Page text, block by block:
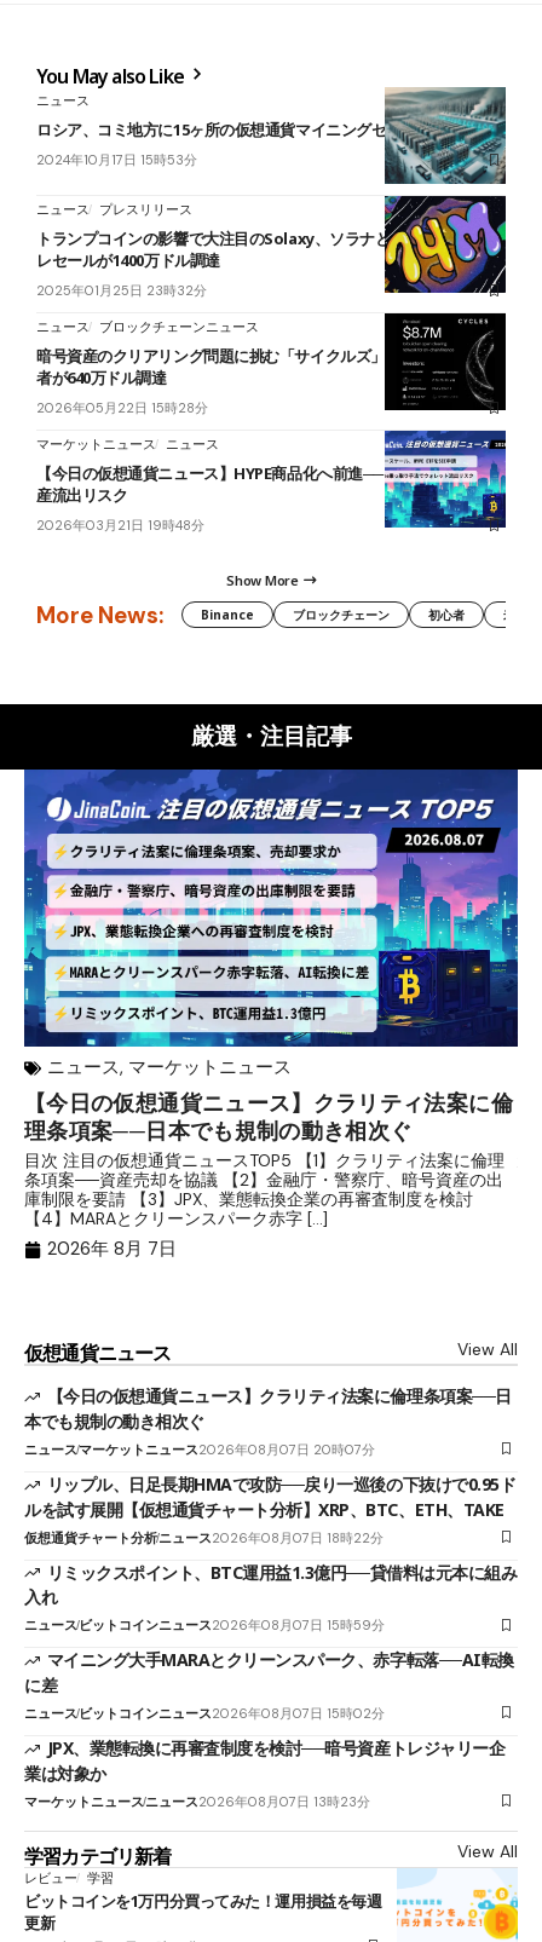
You May also Like
ニュース
ロシア、コミ地方に15ヶ所の仮想通貨マイニングセンターを新設へ
2024年10月17日 15時53分
ニュース プレスリリース
トランプコインの影響で大注目のSolaxy、ソラナとの連携強化でプ
レセールが1400万ドル調達
2025年01月25日 23時32分
ニュース ブロックチェーンニュース
暗号資産のクリアリング問題に挑む「サイクルズ」──コスモス創業
者が640万ドル調達
2026年05月22日 15時28分
マーケットニュース ニュース
【今日の仮想通貨ニュース】HYPE商品化へ前進──iPhone標的の資
産流出リスク
2026年03月21日 19時48分
Show More
More News: Binance ブロックチェーン 初心者 米国
厳選・注目記事
ニュース, マーケットニュース
【今日の仮想通貨ニュース】クラリティ法案に倫
理条項案──日本でも規制の動き相次ぐ
目次 注目の仮想通貨ニュースTOP5 【1】クラリティ法案に倫理
条項案──資産売却を協議 【2】金融庁・警察庁、暗号資産の出
庫制限を要請 【3】JPX、業態転換企業の再審査制度を検討
【4】MARAとクリーンスパーク赤字 […]
2026年 8月 7日
仮想通貨ニュース View All
【今日の仮想通貨ニュース】クラリティ法案に倫理条項案──日
本でも規制の動き相次ぐ
ニュースマーケットニュース2026年08月07日 20時07分
リップル、日足長期HMAで攻防──戻り一巡後の下抜けで0.95ド
ルを試す展開【仮想通貨チャート分析】XRP、BTC、ETH、TAKE
仮想通貨チャート分析ニュース2026年08月07日 18時22分
リミックスポイント、BTC運用益1.3億円──貸借料は元本に組み
入れ
ニュースビットコインニュース2026年08月07日 15時59分
マイニング大手MARAとクリーンスパーク、赤字転落──AI転換
に差
ニュースビットコインニュース2026年08月07日 15時02分
JPX、業態転換に再審査制度を検討──暗号資産トレジャリー企
業は対象か
マーケットニュースニュース2026年08月07日 13時23分
学習カテゴリ新着 View All
レビュー 学習
ビットコインを1万円分買ってみた！運用損益を毎週
更新